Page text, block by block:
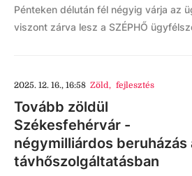
Pénteken délután fél négyig várja az
viszont zárva lesz a SZÉPHŐ
2025. 12. 16., 16:58 Zöld, fejlesztés
Tovább zöldül
Székesfehérvár -
négymilliárdos beruházás
távhőszolgáltatásban